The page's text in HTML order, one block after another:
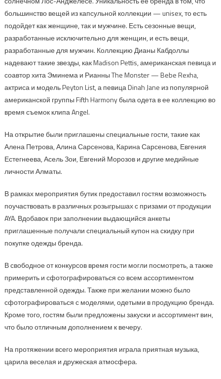
большинство вещей из капсульной коллекции — unisex, то есть
подойдет как женщине, так и мужчине. Есть сезонные вещи,
разработанные исключительно для женщин, и есть вещи,
разработанные для мужчин. Коллекцию Дианы Кабдоллы
надевают такие звезды, как Madison Pettis, американская певица и
соавтор хита Эминема и Рианны The Monster — Bebe Rexha,
актриса и модель Peyton List, а певица Dinah Jane из популярной
американской группы Fifth Harmony была одета в ее коллекцию во
время съемок клипа Angel.
На открытие были приглашены специальные гости, такие как
Алена Петрова, Алина Сарсенова, Карина Сарсенова, Евгения
Естегнеева, Асель Зои, Евгений Морозов и другие медийные
личности Алматы.
В рамках мероприятия бутик предоставил гостям возможность
поучаствовать в различных розыгрышах с призами от продукции
AYA. Вдобавок при заполнении выдающийся анкеты
приглашенные получали специальный купон на скидку при
покупке одежды бренда.
В свободное от конкурсов время гости могли посмотреть, а также
примерить и сфотографироваться со всем ассортиментом
представленной одежды. Также при желании можно было
сфотографироваться с моделями, одетыми в продукцию бренда.
Кроме того, гостям были предложены закуски и ассортимент вин,
что было отличным дополнением к вечеру.
На протяжении всего мероприятия играла приятная музыка,
царила веселая и дружеская атмосфера.